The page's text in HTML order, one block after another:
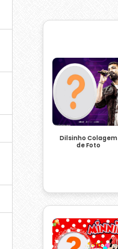
Dilsinho Colagem
de Foto